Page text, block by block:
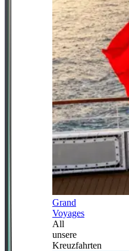
Grand
Voyages
All
unsere
Kreuzfahrten